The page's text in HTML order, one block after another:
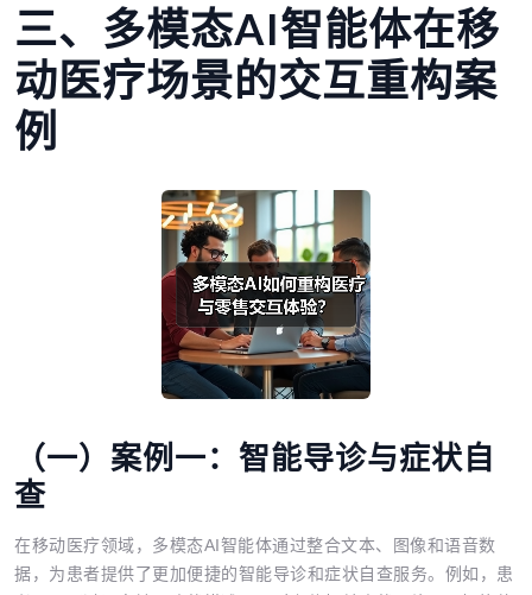
三、多模态AI智能体在移
动医疗场景的交互重构案
例
（一）案例一：智能导诊与症状自
查
在移动医疗领域，多模态AI智能体通过整合文本、图像和语音数
据，为患者提供了更加便捷的智能导诊和症状自查服务。例如，患